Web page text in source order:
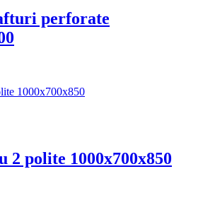
perforate
2 polite 1000x700x850